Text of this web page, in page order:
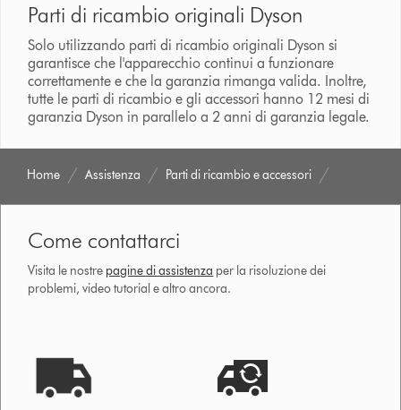
Parti di ricambio originali Dyson
Solo utilizzando parti di ricambio originali Dyson si
garantisce che l'apparecchio continui a funzionare
correttamente e che la garanzia rimanga valida. Inoltre,
tutte le parti di ricambio e gli accessori hanno 12 mesi di
garanzia Dyson in parallelo a 2 anni di garanzia legale.
Home Assistenza Parti di ricambio e accessori
Come contattarci
Visita le nostre pagine di assistenza per la risoluzione dei
problemi, video tutorial e altro ancora.